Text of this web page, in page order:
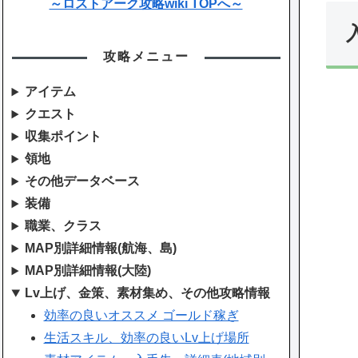
～ロストアーク攻略wiki TOPへ～
攻略メニュー
アイテム
クエスト
収集ポイント
領地
その他データベース
装備
職業、クラス
MAP別詳細情報(航海、島)
MAP別詳細情報(大陸)
Lv上げ、金策、素材集め、その他攻略情報
効率の良いオススメ ゴールド稼ぎ
生活スキル、効率の良いLv上げ場所